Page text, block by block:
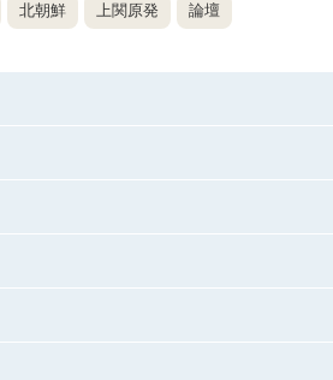
北朝鮮 上関原発 論壇